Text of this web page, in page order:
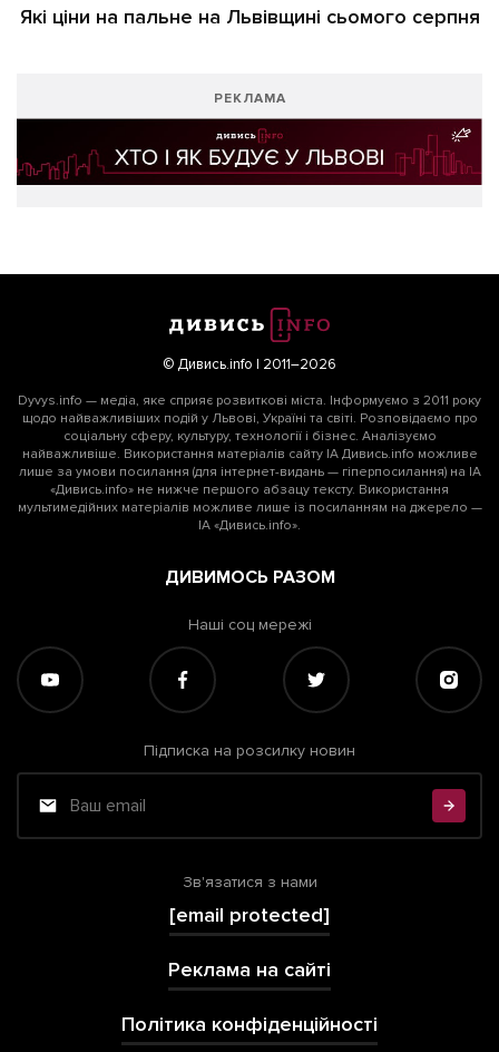
Які ціни на пальне на Львівщині сьомого серпня
РЕКЛАМА
© Дивись.info | 2011–2026
Dyvys.info — медіа, яке сприяє розвиткові міста. Інформуємо з 2011 року
щодо найважливіших подій у Львові, Україні та світі. Розповідаємо про
соціальну сферу, культуру, технології і бізнес. Аналізуємо
найважливіше. Використання матеріалів сайту ІА Дивись.info можливе
лише за умови посилання (для інтернет-видань — гіперпосилання) на ІА
«Дивись.info» не нижче першого абзацу тексту. Використання
мультимедійних матеріалів можливе лише із посиланням на джерело —
ІА «Дивись.info».
ДИВИМОСЬ РАЗОМ
Наші соц мережі
Підписка на розсилку новин
Зв'язатися з нами
[email protected]
Реклама на сайті
Політика конфіденційності